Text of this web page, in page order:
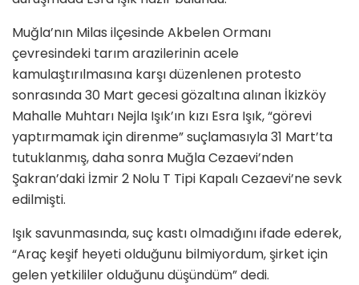
Muğla’nın Milas ilçesinde Akbelen Ormanı
çevresindeki tarım arazilerinin acele
kamulaştırılmasına karşı düzenlenen protesto
sonrasında 30 Mart gecesi gözaltına alınan İkizköy
Mahalle Muhtarı Nejla Işık’ın kızı Esra Işık, “görevi
yaptırmamak için direnme” suçlamasıyla 31 Mart’ta
tutuklanmış, daha sonra Muğla Cezaevi’nden
Şakran’daki İzmir 2 Nolu T Tipi Kapalı Cezaevi’ne sevk
edilmişti.
Işık savunmasında, suç kastı olmadığını ifade ederek,
“Araç keşif heyeti olduğunu bilmiyordum, şirket için
gelen yetkililer olduğunu düşündüm” dedi.